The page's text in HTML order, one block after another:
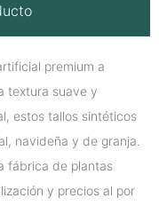
premium a
textura suave y
estos tallos sintéticos
navideña y de granja.
fábrica de plantas
y precios al por